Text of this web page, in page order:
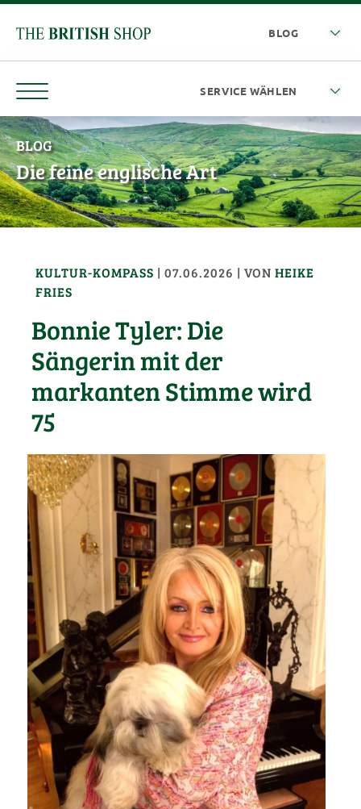
BLOG
Die feine englische Art
KULTUR-KOMPASS |07.06.2026 | VONHEIKE
FRIES
Bonnie Tyler: Die
Sängerin mit der
markanten Stimme wird
75